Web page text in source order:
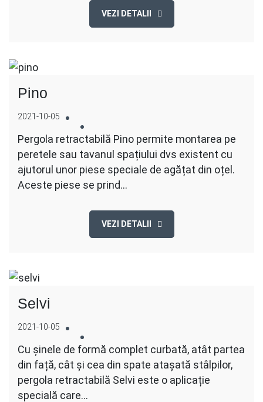
VEZI DETALII
Pino
2021-10-05
Pergola retractabilă Pino permite montarea pe
peretele sau tavanul spațiului dvs existent cu
ajutorul unor piese speciale de agățat din oțel.
Aceste piese se prind…
VEZI DETALII
Selvi
2021-10-05
Cu șinele de formă complet curbată, atât partea
din față, cât și cea din spate atașată stâlpilor,
pergola retractabilă Selvi este o aplicație
specială care…